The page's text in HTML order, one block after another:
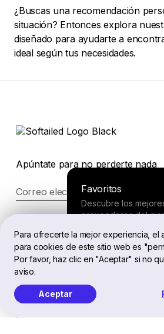
Para ofrecerte la mejor experiencia, el
para cookies de este sitio web es
Por favor, haz clic en "Aceptar" si no
aviso.
Aceptar
¿Buscas una recomendación
situación? Entonces explora
diseñado para ayudarte a
ideal según tus necesidades.
Favoritos
Descubre los
proveedores del
Buscador
y recibe una
personalizada.
Apúntate para no perderte nada
Correo electrónico
Legal